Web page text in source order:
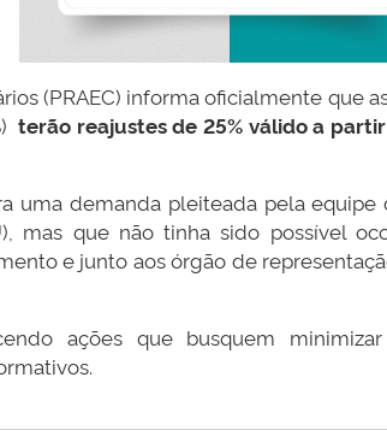
(PRAEC) informa oficialmente que
terão reajustes de 25% válido a
uma demanda pleiteada pela
mas que não tinha sido possível
e junto aos órgão de
ações que busquem